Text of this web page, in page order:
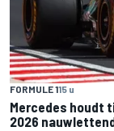
FORMULE 115 u
Mercedes houdt
2026